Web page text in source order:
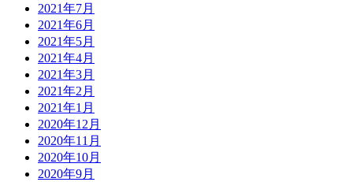
2021年7月
2021年6月
2021年5月
2021年4月
2021年3月
2021年2月
2021年1月
2020年12月
2020年11月
2020年10月
2020年9月